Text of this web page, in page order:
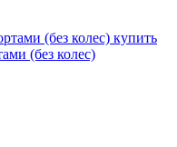
(без колес)